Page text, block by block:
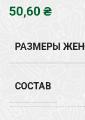
₴
РАЗМЕРЫ
СОСТАВ